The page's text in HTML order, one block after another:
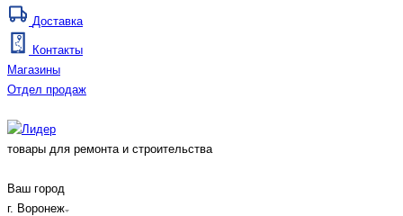
Доставка
Контакты
Магазины
Отдел продаж
товары для ремонта и строительства
Ваш город
г. Воронеж